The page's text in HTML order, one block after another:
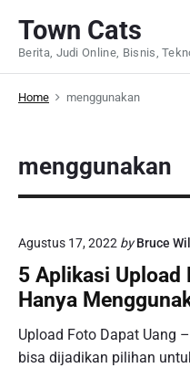
p
Town Cats
Berita, Judi Online, Bisnis,
Home menggunakan
menggunakan
Agustus 17, 2022 by Bruce
5 Aplikasi Upload
Hanya
Upload Foto Dapat Uang
bisa dijadikan pilihan